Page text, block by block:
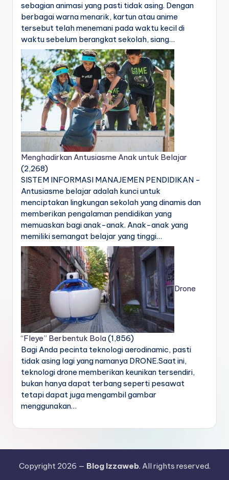
sebagian animasi yang pasti tidak asing. Dengan
berbagai warna menarik, kartun atau anime
tersebut telah menemani pada waktu kecil di
waktu sebelum berangkat sekolah, siang…
Menghadirkan Antusiasme Anak untuk Belajar
(2,268)
SISTEM INFORMASI MANAJEMEN PENDIDIKAN -
Antusiasme belajar adalah kunci untuk
menciptakan lingkungan sekolah yang dinamis dan
memberikan pengalaman pendidikan yang
memuaskan bagi anak-anak. Anak-anak yang
memiliki semangat belajar yang tinggi…
Drone
“Fleye” Berbentuk Bola(1,856)
Bagi Anda pecinta teknologi aerodinamic, pasti
tidak asing lagi yang namanya DRONE.Saat ini,
teknologi drone memberikan keunikan tersendiri,
bukan hanya dapat terbang seperti pesawat
tetapi dapat juga mengambil gambar
menggunakan…
Copyright 2026 — Blog Izzaweb. All rights reserved.